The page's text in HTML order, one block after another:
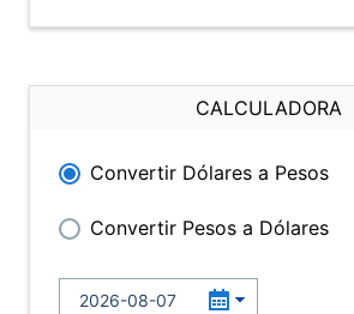
CALCULADORA
Convertir Dólares a Pesos
Convertir Pesos a Dólares